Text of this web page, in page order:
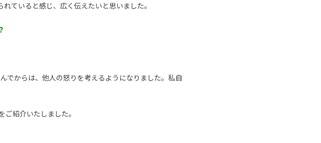
ていると感じ、広く伝えたいと思いました。
でからは、他人の怒りを考えるようになりました。私自
紹介いたしました。